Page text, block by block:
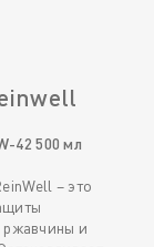
42 500 мл
– это
ржавчины и